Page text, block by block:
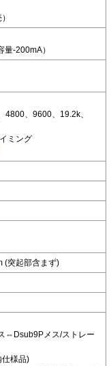
-200mA）
、9600、19.2k、
ミング
(突起部含まず)
⇔Dsub9Pメス/ストレー
仕様品)